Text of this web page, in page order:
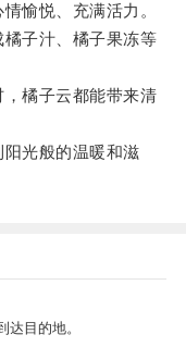
愉悦、充满活力。
子汁、橘子果冻等
橘子云都能带来清
光般的温暖和滋
目的地。